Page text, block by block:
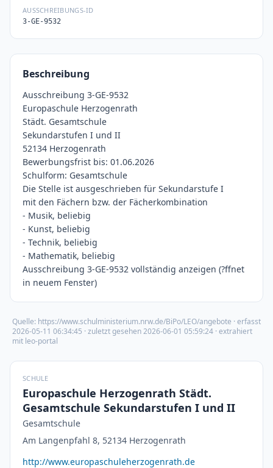
AUSSCHREIBUNGS-ID
3-GE-9532
Beschreibung
Ausschreibung 3-GE-9532
Europaschule Herzogenrath
Städt. Gesamtschule
Sekundarstufen I und II
52134 Herzogenrath
Bewerbungsfrist bis: 01.06.2026
Schulform: Gesamtschule
Die Stelle ist ausgeschrieben für Sekundarstufe I
mit den Fächern bzw. der Fächerkombination
- Musik, beliebig
- Kunst, beliebig
- Technik, beliebig
- Mathematik, beliebig
Ausschreibung 3-GE-9532 vollständig anzeigen (?ffnet
in neuem Fenster)
Quelle: https://www.schulministerium.nrw.de/BiPo/LEO/angebote · erfasst
2026-05-11 06:34:45 · zuletzt gesehen2026-06-01 05:59:24 · extrahiert
mit leo-portal
SCHULE
Europaschule Herzogenrath Städt.
Gesamtschule Sekundarstufen I und II
Gesamtschule
Am Langenpfahl 8, 52134 Herzogenrath
http://www.europaschuleherzogenrath.de